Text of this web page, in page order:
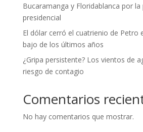
Bucaramanga y Floridablanca por la
presidencial
El dólar cerró el cuatrienio de Petro
bajo de los últimos años
¿Gripa persistente? Los vientos de
riesgo de contagio
Comentarios
No hay comentarios que mostrar.